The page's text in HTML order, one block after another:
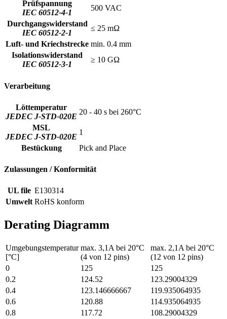
Prüfspannung
IEC 60512-4-1
500 VAC
Durchgangswiderstand
IEC 60512-2-1
≤ 25 mΩ
Luft- und Kriechstrecke min. 0.4 mm
Isolationswiderstand
IEC 60512-3-1
≥ 10 GΩ
Verarbeitung
Löttemperatur
JEDEC J-STD-020E
20 - 40 s bei 260°C
MSL
JEDEC J-STD-020E
1
Bestückung
Pick and Place
Zulassungen / Konformität
UL file E130314
Umwelt RoHS konform
Derating Diagramm
Umgebungstemperatur
[°C]
max. 3,1A bei 20°C
(4 von 12 pins)
max. 2,1A bei 20°C
(12 von 12 pins)
0
125
125
0.2
124.52
123.29004329
0.4
123.146666667
119.935064935
0.6
120.88
114.935064935
0.8
117.72
108.29004329